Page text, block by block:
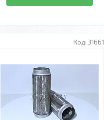
31661